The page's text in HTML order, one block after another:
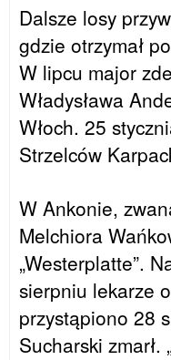
Dalsze losy
gdzie otrzymał
W lipcu major
Władysława
Włoch. 25
Strzelców
W Ankonie,
Melchiora
„Westerplatte”.
sierpniu lekarze
przystąpiono 28
Sucharski zmarł.